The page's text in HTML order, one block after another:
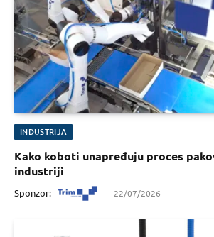
INDUSTRIJA
Kako koboti unapređuju proces
industriji
Sponzor: 22/07/2026